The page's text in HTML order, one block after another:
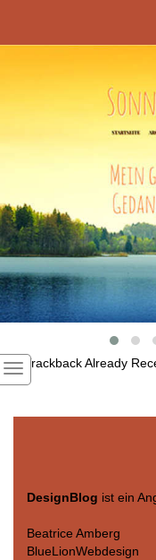
1 Trackback Already
DesignBlog ist ein
Beatrice Amberg
BlueLionWebdesign